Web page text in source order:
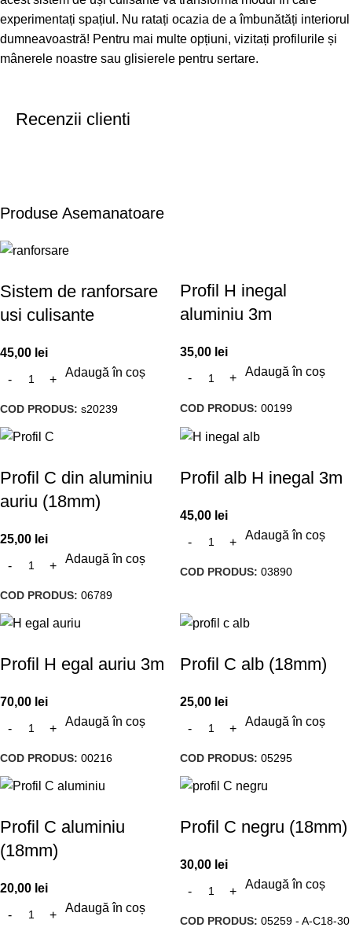
experimentați spațiul. Nu ratați ocazia de a îmbunătăți interiorul
dumneavoastră! Pentru mai multe opțiuni, vizitați profilurile și
mânerele noastre sau glisierele pentru sertare.
Recenzii clienti
Produse Asemanatoare
Sistem de ranforsare
usi culisante
45,00 lei
Adaugă în coș
COD PRODUS: s20239
Profil H inegal
aluminiu 3m
35,00 lei
Adaugă în coș
COD PRODUS: 00199
Profil C din aluminiu
auriu (18mm)
25,00 lei
Adaugă în coș
COD PRODUS: 06789
Profil alb H inegal 3m
45,00 lei
Adaugă în coș
COD PRODUS: 03890
Profil H egal auriu 3m
70,00 lei
Adaugă în coș
COD PRODUS: 00216
Profil C alb (18mm)
25,00 lei
Adaugă în coș
COD PRODUS: 05295
Profil C aluminiu
(18mm)
20,00 lei
Adaugă în coș
Profil C negru (18mm)
30,00 lei
Adaugă în coș
COD PRODUS: 05259 - A-C18-30